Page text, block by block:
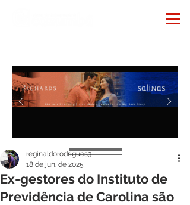
Ex-gestores do Instituto de
Previdência de Carolina são
reginaldorodrigues3
18 de jun. de 2025